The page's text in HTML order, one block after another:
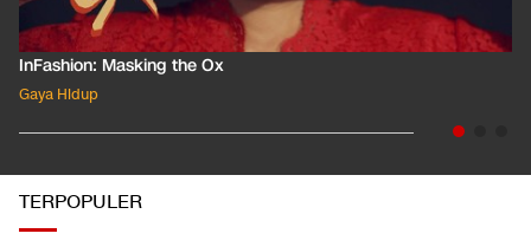
InFashion: Masking the Ox
Gaya Hidup
TERPOPULER